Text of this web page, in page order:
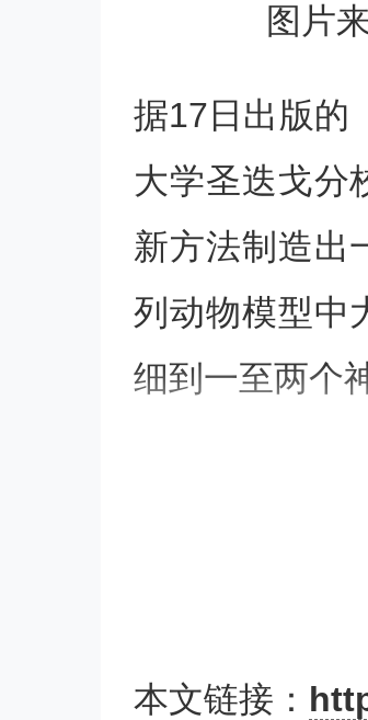
图片
据17日出版的
大学圣迭戈分
新方法制造出
列动物模型中
细到一至两个
的传感器。
本文链接：